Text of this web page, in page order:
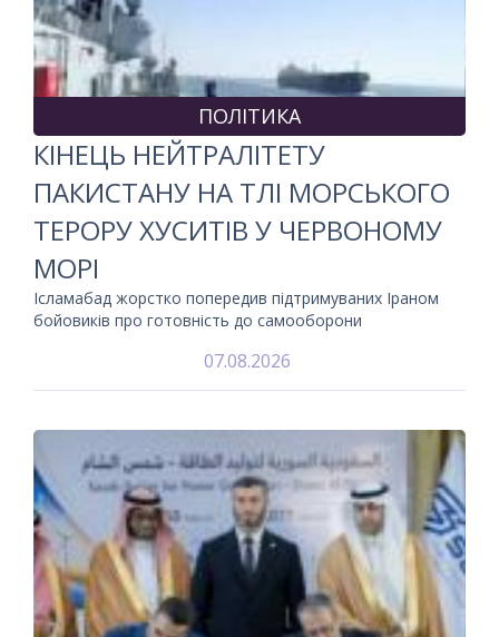
ПОЛІТИКА
КІНЕЦЬ НЕЙТРАЛІТЕТУ
ПАКИСТАНУ НА ТЛІ МОРСЬКОГО
ТЕРОРУ ХУСИТІВ У ЧЕРВОНОМУ
МОРІ
Ісламабад жорстко попередив підтримуваних Іраном
бойовиків про готовність до самооборони
07.08.2026